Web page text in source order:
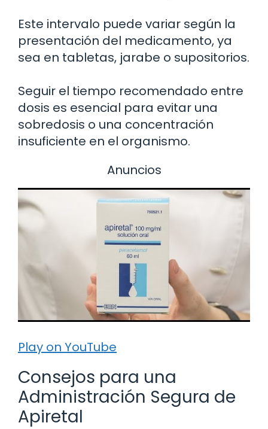
Este intervalo puede variar según la
presentación del medicamento, ya
sea en tabletas, jarabe o supositorios.
Seguir el tiempo recomendado entre
dosis es esencial para evitar una
sobredosis o una concentración
insuficiente en el organismo.
Anuncios
Play on YouTube
Consejos para una
Administración Segura de
Apiretal